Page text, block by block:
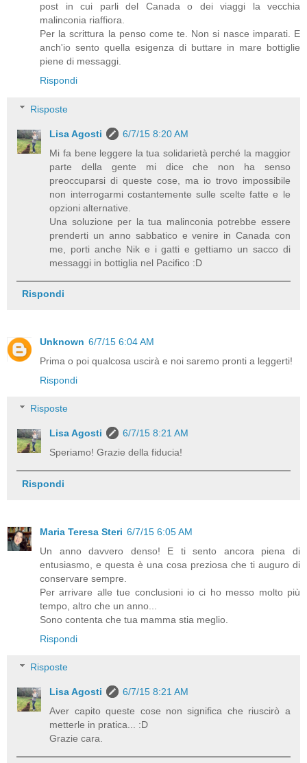
post in cui parli del Canada o dei viaggi la vecchia
malinconia riaffiora.
Per la scrittura la penso come te. Non si nasce imparati. E
anch'io sento quella esigenza di buttare in mare bottiglie
piene di messaggi.
Rispondi
Risposte
Lisa Agosti
6/7/15 8:20 AM
Mi fa bene leggere la tua solidarietà perché la maggior
parte della gente mi dice che non ha senso
preoccuparsi di queste cose, ma io trovo impossibile
non interrogarmi costantemente sulle scelte fatte e le
opzioni alternative.
Una soluzione per la tua malinconia potrebbe essere
prenderti un anno sabbatico e venire in Canada con
me, porti anche Nik e i gatti e gettiamo un sacco di
messaggi in bottiglia nel Pacifico :D
Rispondi
Unknown 6/7/15 6:04 AM
Prima o poi qualcosa uscirà e noi saremo pronti a leggerti!
Rispondi
Risposte
Lisa Agosti
6/7/15 8:21 AM
Speriamo! Grazie della fiducia!
Rispondi
Maria Teresa Steri 6/7/15 6:05 AM
Un anno davvero denso! E ti sento ancora piena di
entusiasmo, e questa è una cosa preziosa che ti auguro di
conservare sempre.
Per arrivare alle tue conclusioni io ci ho messo molto più
tempo, altro che un anno...
Sono contenta che tua mamma stia meglio.
Rispondi
Risposte
Lisa Agosti
6/7/15 8:21 AM
Aver capito queste cose non significa che riuscirò a
metterle in pratica... :D
Grazie cara.